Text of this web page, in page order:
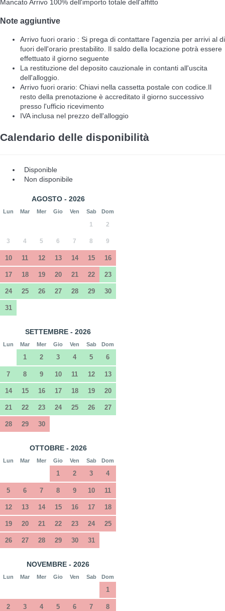
Mancato Arrivo 100% dell'importo totale dell'affitto
Note aggiuntive
Arrivo fuori orario : Si prega di contattare l'agenzia per arrivi al di
fuori dell'orario prestabilito. Il saldo della locazione potrà essere
effettuato il giorno seguente
La restituzione del deposito cauzionale in contanti all'uscita
dell'alloggio.
Arrivo fuori orario: Chiavi nella cassetta postale con codice.Il
resto della prenotazione è accreditato il giorno successivo
presso l'ufficio ricevimento
IVA inclusa nel prezzo dell'alloggio
Calendario delle disponibilità
Disponible
Non disponibile
AGOSTO - 2026
Lun Mar Mer Gio Ven Sab Dom
1 2
3 4 5 6 7 8 9
10 11 12 13 14 15 16
17 18 19 20 21 22 23
24 25 26 27 28 29 30
31
SETTEMBRE - 2026
Lun Mar Mer Gio Ven Sab Dom
1 2 3 4 5 6
7 8 9 10 11 12 13
14 15 16 17 18 19 20
21 22 23 24 25 26 27
28 29 30
OTTOBRE - 2026
Lun Mar Mer Gio Ven Sab Dom
1 2 3 4
5 6 7 8 9 10 11
12 13 14 15 16 17 18
19 20 21 22 23 24 25
26 27 28 29 30 31
NOVEMBRE - 2026
Lun Mar Mer Gio Ven Sab Dom
1
2 3 4 5 6 7 8